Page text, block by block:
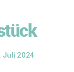
Juli 2024